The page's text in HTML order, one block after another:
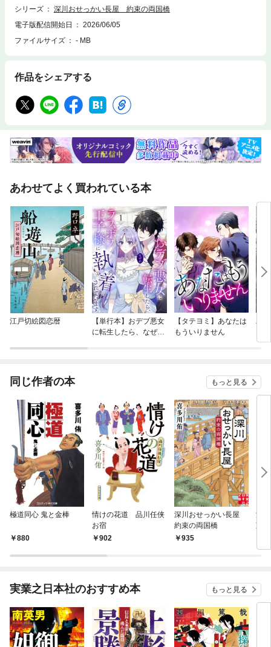
シリーズ
深川おせっかい長屋 約束の両国橋
電子版配信開始日
2026/06/05
ファイルサイズ
- MB
作品をシェアする
あわせてよく買われている本
江戸切絵図恋暦
【単行本】おデブ悪女
に転生したら、なぜか
【タテヨミ】あなたは
もういりません
バ
今
同じ作者の本 もっと見る
極道同心 鬼と金棒
880
情けの花道 品川任侠
お宿
902
深川おせっかい長屋
約束の両国橋
935
深
芽
実業之日本社のおすすめ本 もっと見る